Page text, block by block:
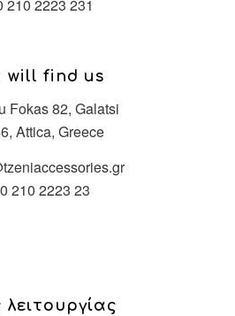
210 2223 231
will find us
Fokas 82, Galatsi
Attica, Greece
210 2223 23